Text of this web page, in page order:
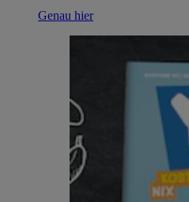
Genau hier